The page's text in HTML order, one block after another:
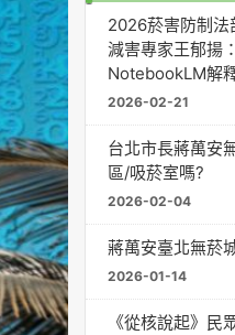
2026菸害防制法
減害專家王郁揚
NotebookLM解
2026-02-21
台北市長蔣萬安
區/吸菸室嗎?
2026-02-04
蔣萬安臺北無菸
2026-01-14
《從核說起》